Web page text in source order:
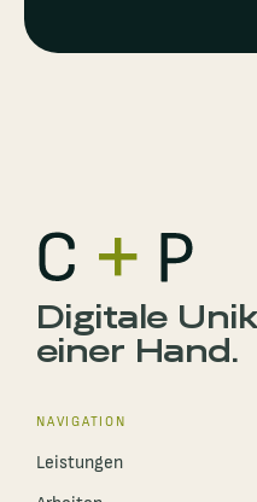
Digitale
einer Hand.
NAVIGATION
Leistungen